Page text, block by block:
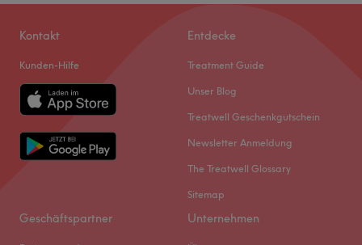
Kontakt
Kunden-Hilfe
Entdecke
Treatment Guide
Unser Blog
Treatwell Geschenkgutschein
Newsletter Anmeldung
The Treatwell Glossary
Sitemap
Geschäftspartner Unternehmen